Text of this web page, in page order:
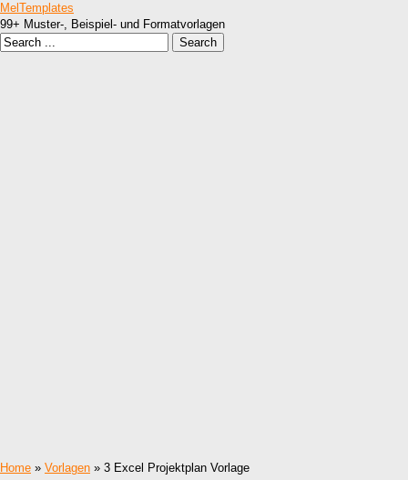
MelTemplates
99+ Muster-, Beispiel- und Formatvorlagen
Home » Vorlagen » 3 Excel Projektplan Vorlage